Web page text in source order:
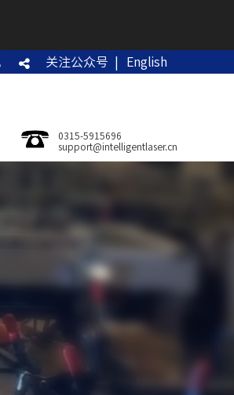
关注公众号 | English
0315-5915696
support@intelligentlaser.cn